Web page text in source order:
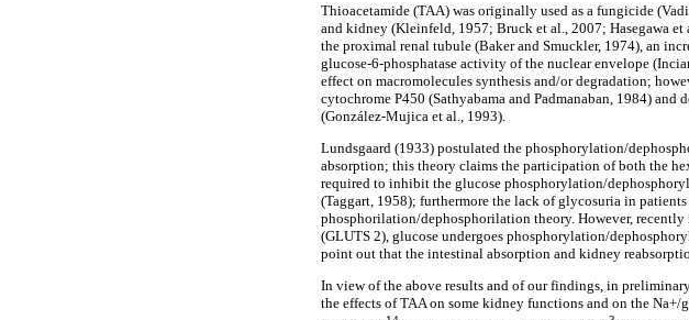
Thioacetamide (TAA) was originally used as a fungicide
and kidney (Kleinfeld, 1957; Bruck et al., 2007; Hasegawa
the proximal renal tubule (Baker and Smuckler, 1974), an
glucose-6-phosphatase activity of the nuclear envelope
effect on macromolecules synthesis and/or degradation;
cytochrome P450 (Sathyabama and Padmanaban, 1984)
(González-Mujica et al., 1993).
Lundsgaard (1933) postulated the phosphorylation/
absorption; this theory claims the participation of both the
required to inhibit the glucose phosphorylation/
(Taggart, 1958); furthermore the lack of glycosuria in
phosphorilation/dephosphorilation theory. However, recently
(GLUTS 2), glucose undergoes phosphorylation/
point out that the intestinal absorption and kidney
In view of the above results and of our findings, in
the effects of TAA on some kidney functions and on the